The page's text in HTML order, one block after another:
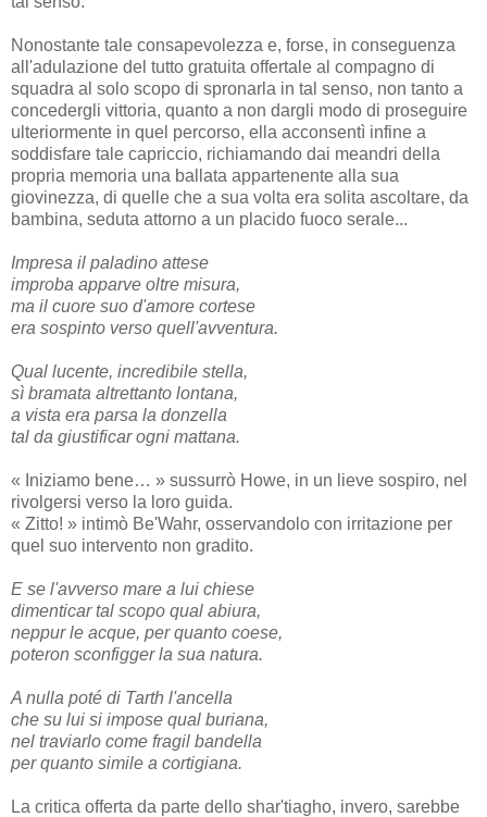
Nonostante tale consapevolezza e, forse, in conseguenza
all'adulazione del tutto gratuita offertale al compagno di
squadra al solo scopo di spronarla in tal senso, non tanto a
concedergli vittoria, quanto a non dargli modo di proseguire
ulteriormente in quel percorso, ella acconsentì infine a
soddisfare tale capriccio, richiamando dai meandri della
propria memoria una ballata appartenente alla sua
giovinezza, di quelle che a sua volta era solita ascoltare, da
bambina, seduta attorno a un placido fuoco serale...
Impresa il paladino attese
improba apparve oltre misura,
ma il cuore suo d'amore cortese
era sospinto verso quell'avventura.
Qual lucente, incredibile stella,
sì bramata altrettanto lontana,
a vista era parsa la donzella
tal da giustificar ogni mattana.
« Iniziamo bene… » sussurrò Howe, in un lieve sospiro, nel
rivolgersi verso la loro guida.
« Zitto! » intimò Be'Wahr, osservandolo con irritazione per
quel suo intervento non gradito.
E se l'avverso mare a lui chiese
dimenticar tal scopo qual abiura,
neppur le acque, per quanto coese,
poteron sconfigger la sua natura.
A nulla poté di Tarth l'ancella
che su lui si impose qual buriana,
nel traviarlo come fragil bandella
per quanto simile a cortigiana.
La critica offerta da parte dello shar'tiagho, invero, sarebbe